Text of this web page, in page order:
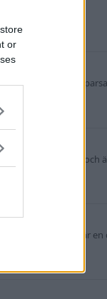
or
Kaplans i våras,
Finns i Sthlm och
för lite. Bilderna är